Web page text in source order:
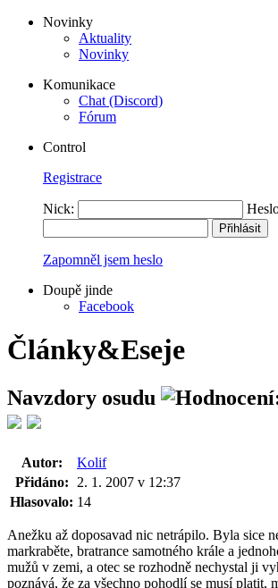
Novinky
Aktuality
Novinky
Komunikace
Chat (Discord)
Fórum
Control
Registrace
Nick:
Zapomněl jsem heslo
Doupě jinde
Facebook
Články&Eseje
Navzdory osudu
Autor:
Kolif
Přidáno:
2. 1. 2007 v 12:37
Hlasovalo: 14
Anežku až doposavad nic netrápilo. Byla sice
markraběte, bratrance samotného krále a
mužů v zemi, a otec se rozhodně nechystal ji
poznává, že za všechno pohodlí se musí platit,